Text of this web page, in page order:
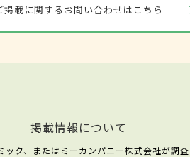
掲載に関するお問い合わせはこちら
掲載情報について
ク、またはミーカンパニー株式会社が調査